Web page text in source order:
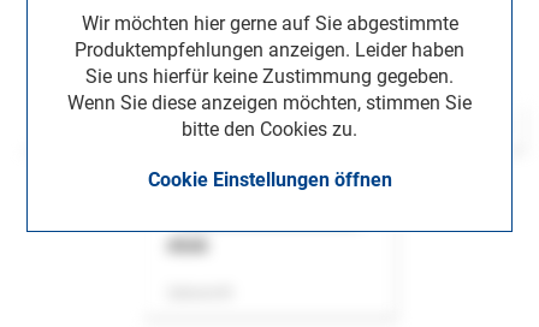
Wir möchten hier gerne auf Sie abgestimmte
Produktempfehlungen anzeigen. Leider haben
Sie uns hierfür keine Zustimmung gegeben.
Wenn Sie diese anzeigen möchten, stimmen Sie
bitte den Cookies zu.
Cookie Einstellungen öffnen